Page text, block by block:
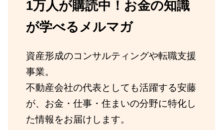
1万人が購読中！お金の知識
が学べるメルマガ
資産形成のコンサルティングや転職支援
事業。
不動産会社の代表としても活躍する安藤
が、お金・仕事・住まいの分野に特化し
た情報をお届けします。